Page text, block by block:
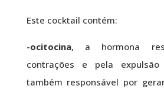
Este cocktail contém:
-ocitocina, a hormona
contrações e pela
também responsável por